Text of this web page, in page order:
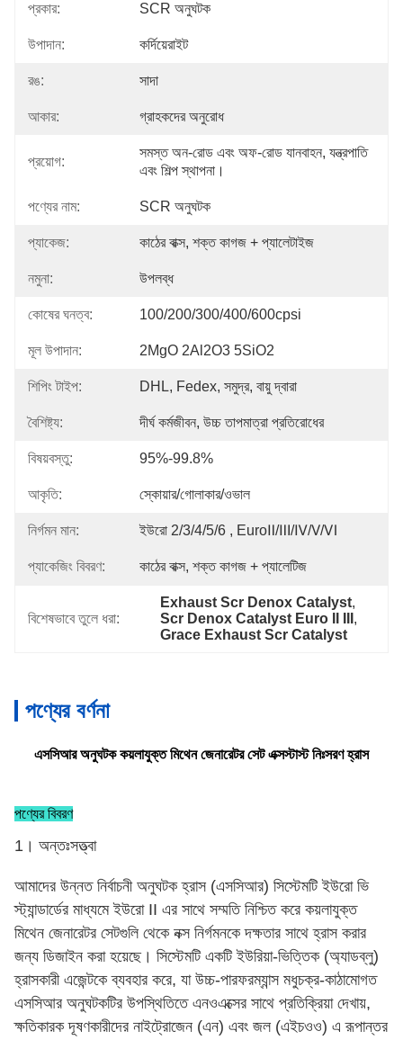
প্রকার: SCR অনুঘটক
উপাদান: কর্দিয়েরাইট
রঙ: সাদা
আকার: গ্রাহকদের অনুরোধ
প্রয়োগ:
সমস্ত অন-রোড এবং অফ-রোড যানবাহন, যন্ত্রপাতি
এবং শিল্প স্থাপনা।
পণ্যের নাম: SCR অনুঘটক
প্যাকেজ: কাঠের বাক্স, শক্ত কাগজ + প্যালেটাইজ
নমুনা: উপলব্ধ
কোষের ঘনত্ব: 100/200/300/400/600cpsi
মূল উপাদান: 2MgO 2Al2O3 5SiO2
শিপিং টাইপ: DHL, Fedex, সমুদ্র, বায়ু দ্বারা
বৈশিষ্ট্য: দীর্ঘ কর্মজীবন, উচ্চ তাপমাত্রা প্রতিরোধের
বিষয়বস্তু: 95%-99.8%
আকৃতি: স্কোয়ার/গোলাকার/ওভাল
নির্গমন মান: ইউরো 2/3/4/5/6 , EuroⅡ/Ⅲ/Ⅳ/Ⅴ/Ⅵ
প্যাকেজিং বিবরণ: কাঠের বাক্স, শক্ত কাগজ + প্যালেটিজ
বিশেষভাবে তুলে ধরা:
Exhaust Scr Denox Catalyst,
Scr Denox Catalyst Euro II III ,
Grace Exhaust Scr Catalyst
পণ্যের বর্ণনা
এসসিআর অনুঘটক কয়লাযুক্ত মিথেন জেনারেটর সেট এক্সস্টাস্ট নিঃসরণ হ্রাস
পণ্যের বিবরণ
1। অন্তঃসত্ত্বা
আমাদের উন্নত নির্বাচনী অনুঘটক হ্রাস (এসসিআর) সিস্টেমটি ইউরো ভি
স্ট্যান্ডার্ডের মাধ্যমে ইউরো II এর সাথে সম্মতি নিশ্চিত করে কয়লাযুক্ত
মিথেন জেনারেটর সেটগুলি থেকে নক্স নির্গমনকে দক্ষতার সাথে হ্রাস করার
জন্য ডিজাইন করা হয়েছে। সিস্টেমটি একটি ইউরিয়া-ভিত্তিক (অ্যাডব্লু)
হ্রাসকারী এজেন্টকে ব্যবহার করে, যা উচ্চ-পারফরম্যান্স মধুচক্র-কাঠামোগত
এসসিআর অনুঘটকটির উপস্থিতিতে এনওএক্সের সাথে প্রতিক্রিয়া দেখায়,
ক্ষতিকারক দূষণকারীদের নাইট্রোজেন (এন) এবং জল (এইচওও) এ রূপান্তর